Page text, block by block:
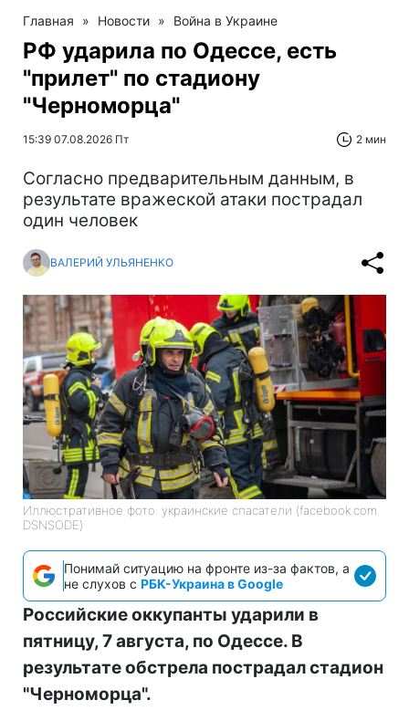
Главная » Новости » Война в Украине
РФ ударила по Одессе, есть
"прилет" по стадиону
"Черноморца"
15:39 07.08.2026 Пт 2 мин
Согласно предварительным данным, в
результате вражеской атаки пострадал
один человек
ВАЛЕРИЙ УЛЬЯНЕНКО
Иллюстративное фото: украинские спасатели (facebook.com
DSNSODE)
Понимай ситуацию на фронте из-за фактов, а
не слухов с РБК-Украина в Google
Российские оккупанты ударили в
пятницу, 7 августа, по Одессе. В
результате обстрела пострадал стадион
"Черноморца".